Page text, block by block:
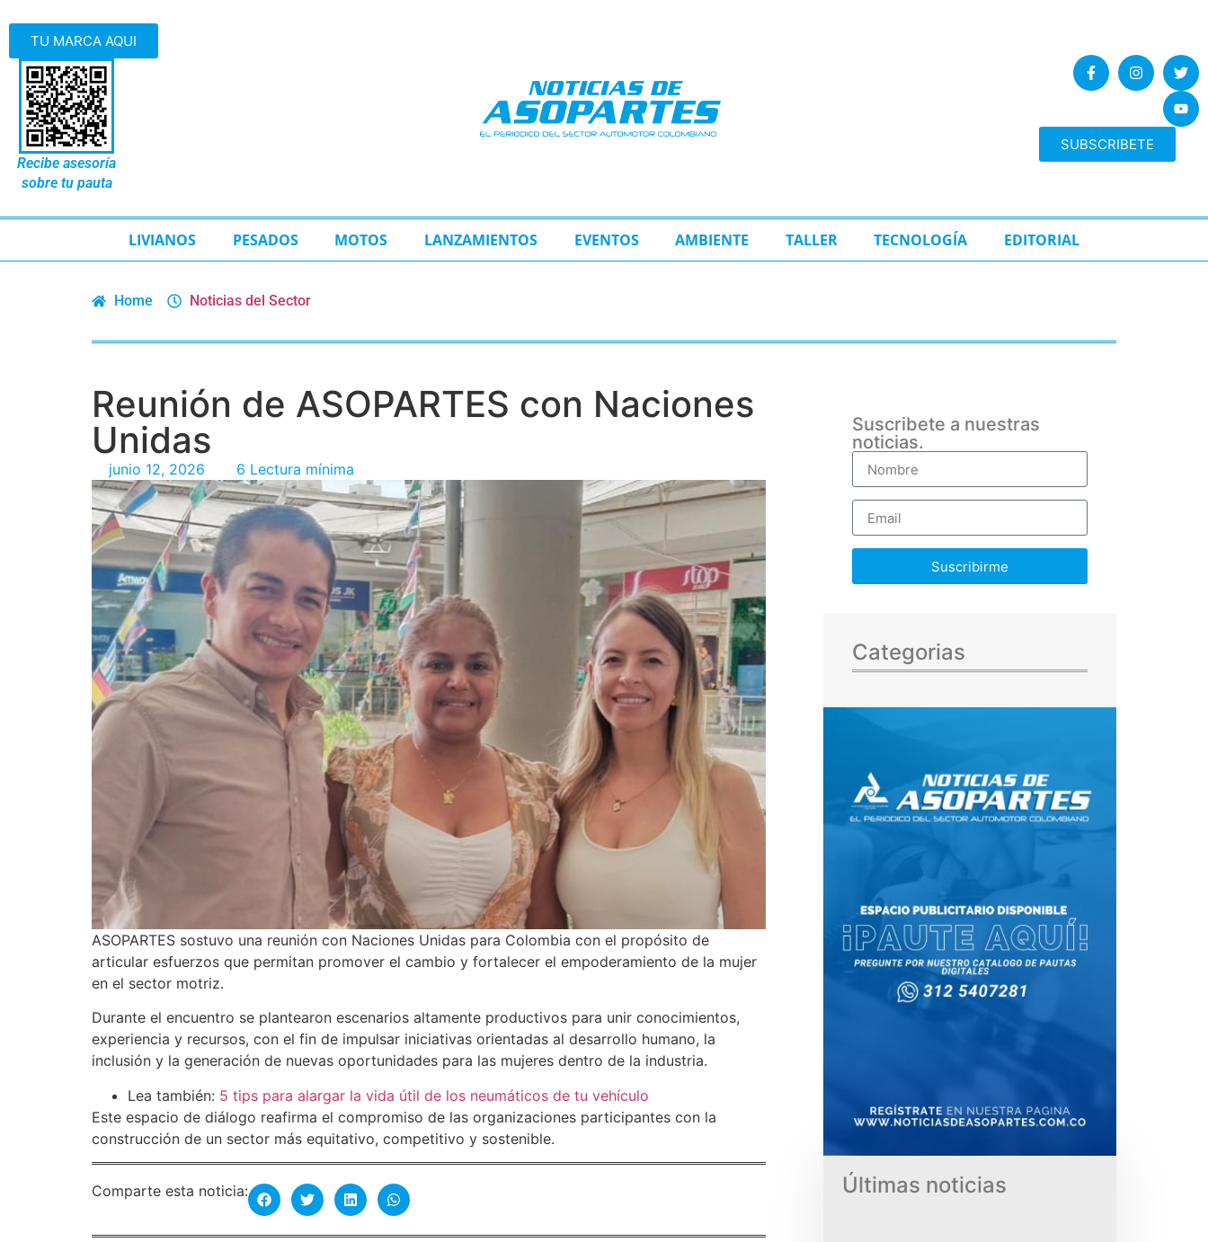
TU MARCA AQUI
Recibe asesoría
sobre tu pauta
SUBSCRIBETE
LIVIANOS PESADOS MOTOS LANZAMIENTOS EVENTOS AMBIENTE TALLER TECNOLOGÍA EDITORIAL
Home Noticias del Sector
Reunión de ASOPARTES con Naciones
Unidas
junio 12, 2026 6 Lectura mínima
ASOPARTES sostuvo una reunión con Naciones Unidas para Colombia con el propósito de
articular esfuerzos que permitan promover el cambio y fortalecer el empoderamiento de la mujer
en el sector motriz.
Durante el encuentro se plantearon escenarios altamente productivos para unir conocimientos,
experiencia y recursos, con el fin de impulsar iniciativas orientadas al desarrollo humano, la
inclusión y la generación de nuevas oportunidades para las mujeres dentro de la industria.
Lea también: 5 tips para alargar la vida útil de los neumáticos de tu vehículo
Este espacio de diálogo reafirma el compromiso de las organizaciones participantes con la
construcción de un sector más equitativo, competitivo y sostenible.
Comparte esta noticia:
Suscribete a nuestras
noticias.
Suscribirme
Categorias
Últimas noticias